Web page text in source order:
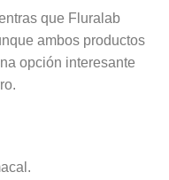
que Fluralab
ambos productos
opción interesante